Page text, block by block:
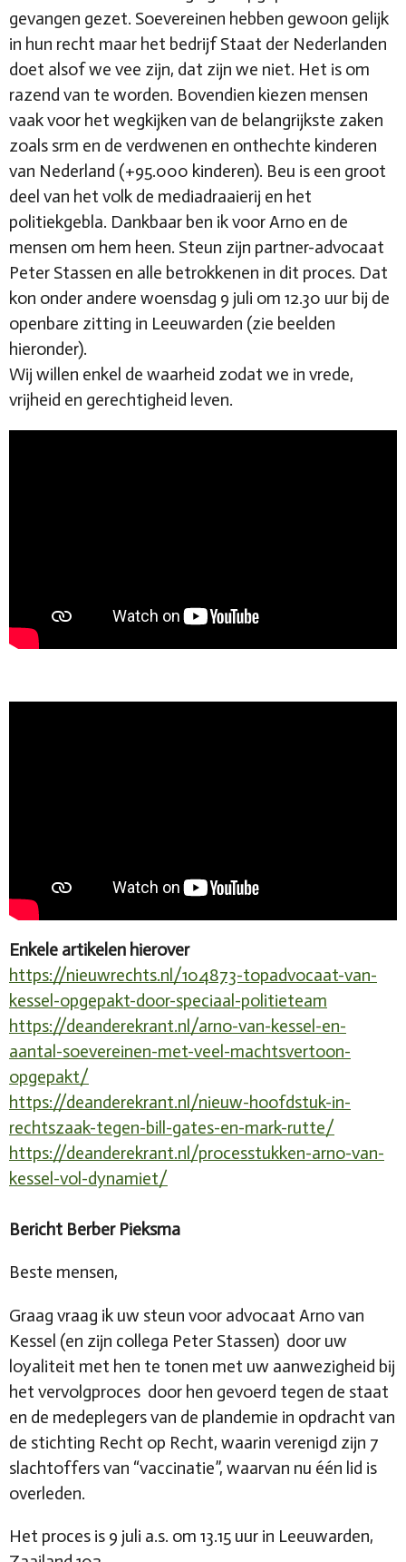
gevangen gezet. Soevereinen hebben gewoon gelijk
in hun recht maar het bedrijf Staat der Nederlanden
doet alsof we vee zijn, dat zijn we niet. Het is om
razend van te worden. Bovendien kiezen mensen
vaak voor het wegkijken van de belangrijkste zaken
zoals srm en de verdwenen en onthechte kinderen
van Nederland (+95.000 kinderen). Beu is een groot
deel van het volk de mediadraaierij en het
politiekgebla. Dankbaar ben ik voor Arno en de
mensen om hem heen. Steun zijn partner-advocaat
Peter Stassen en alle betrokkenen in dit proces. Dat
kon onder andere woensdag 9 juli om 12.30 uur bij de
openbare zitting in Leeuwarden (zie beelden
hieronder).
Wij willen enkel de waarheid zodat we in vrede,
vrijheid en gerechtigheid leven.
Enkele artikelen hierover
https://nieuwrechts.nl/104873-topadvocaat-van-
kessel-opgepakt-door-speciaal-politieteam
https://deanderekrant.nl/arno-van-kessel-en-
aantal-soevereinen-met-veel-machtsvertoon-
opgepakt/
https://deanderekrant.nl/nieuw-hoofdstuk-in-
rechtszaak-tegen-bill-gates-en-mark-rutte/
https://deanderekrant.nl/processtukken-arno-van-
kessel-vol-dynamiet/
Bericht Berber Pieksma
Beste mensen,
Graag vraag ik uw steun voor advocaat Arno van
Kessel (en zijn collega Peter Stassen) door uw
loyaliteit met hen te tonen met uw aanwezigheid bij
het vervolgproces door hen gevoerd tegen de staat
en de medeplegers van de plandemie in opdracht van
de stichting Recht op Recht, waarin verenigd zijn 7
slachtoffers van “vaccinatie”, waarvan nu één lid is
overleden.
Het proces is 9 juli a.s. om 13.15 uur in Leeuwarden,